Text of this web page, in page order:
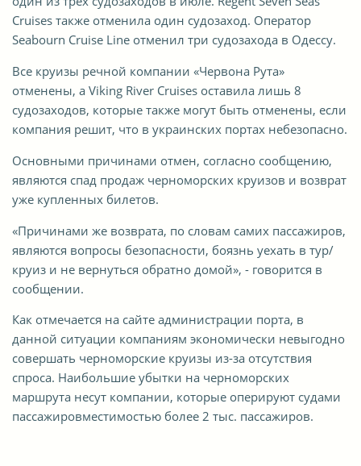
Cruises также отменила один судозаход. Оператор
Seabourn Cruise Line отменил три судозахода в Одессу.
Все круизы речной компании «Червона Рута»
отменены, а Viking River Cruises оставила лишь 8
судозаходов, которые также могут быть отменены, если
компания решит, что в украинских портах небезопасно.
Основными причинами отмен, согласно сообщению,
являются спад продаж черноморских круизов и возврат
уже купленных билетов.
«Причинами же возврата, по словам самих пассажиров,
являются вопросы безопасности, боязнь уехать в тур/
круиз и не вернуться обратно домой», - говорится в
сообщении.
Как отмечается на сайте администрации порта, в
данной ситуации компаниям экономически невыгодно
совершать черноморские круизы из-за отсутствия
спроса. Наибольшие убытки на черноморских
маршрута несут компании, которые оперируют судами
пассажировместимостью более 2 тыс. пассажиров.